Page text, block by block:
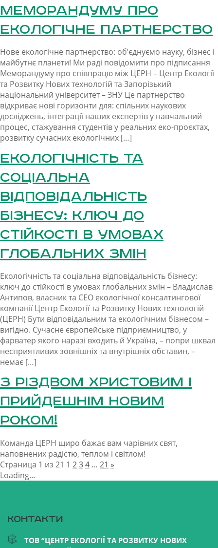
меморандуму про
екологічне партнерство
Нове екологічне партнерство: об’єднуємо науку, бізнес і
майбутнє планети! Ми раді повідомити про підписання
Меморандуму про співпрацю між ЦЕРН – Центр Екології
та Розвитку Нових технологій та Запорізький
національний університет – ЗНУ Це партнерство
відкриває нові горизонти для: спільних наукових
досліджень, інтеграції наших експертів у навчальний
процес, стажування студентів у реальних еко-проєктах,
розвитку сучасних екологічних […]
Екологічність та
соціальна
відповідальність
бізнесу: ключ до
стійкості в умовах
глобальних змін
Екологічність та соціальна відповідальність бізнесу:
ключ до стійкості в умовах глобальних змін – Владислав
Антипов, власник та СЕО екологічної консалтингової
компанії Центр Екології та Розвитку Нових технологій
(ЦЕРН) Бути відповідальним та екологічним бізнесом –
вигідно. Сучасне європейське підприємництво, у
фарватер якого наразі входить й Україна, – попри шквал
несприятливих зовнішніх та внутрішніх обставин, –
немає […]
З Різдвом Христовим і
прийдешнім Новим
Роком!
Команда ЦЕРН щиро бажає вам чарівних свят,
наповнених радістю, теплом і світлом!
Страница 1 из 21 1 234 … 21 »
Loading...
Контакти
ТОВ “ЦЕНТР ЕКОЛОГІЇ ТА РОЗВИТКУ НОВИХ